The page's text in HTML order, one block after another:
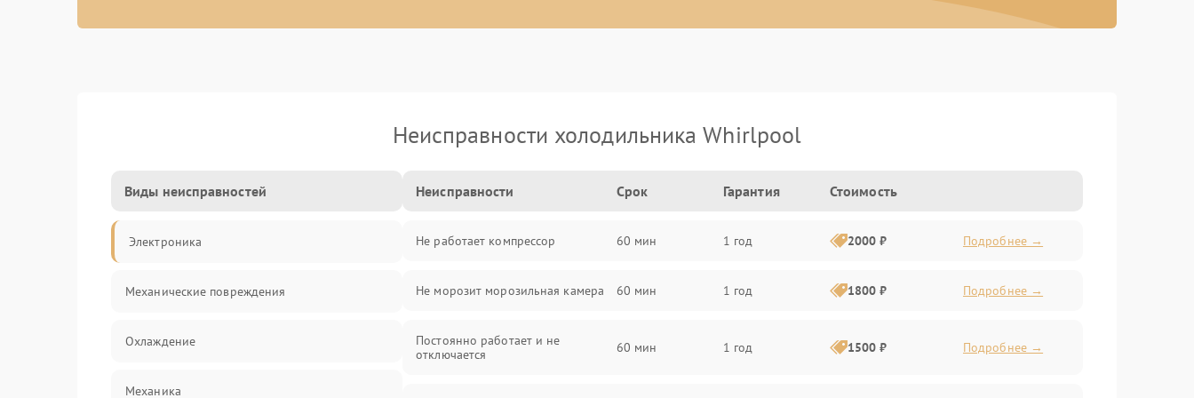
Неисправности холодильника Whirlpool
Виды неисправностей
Электроника
Механические повреждения
Охлаждение
Механика
Неисправности Срок Гарантия Стоимость
Не работает компрессор 60 мин 1 год 2000 ₽ Подробнее →
Не морозит морозильная камера 60 мин 1 год 1800 ₽ Подробнее →
Постоянно работает и не
отключается
60 мин 1 год 1500 ₽ Подробнее →